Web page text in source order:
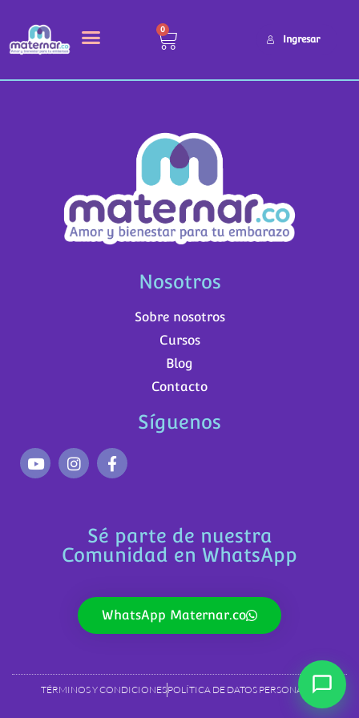
0
Ingresar
Es correcto
Nosotros
Sobre nosotros
Cursos
Blog
Contacto
Síguenos
Sé parte de nuestra
Comunidad en WhatsApp
WhatsApp Maternar.co
TÉRMINOS Y CONDICIONESPOLÍTICA DE DATOS PERSONALES